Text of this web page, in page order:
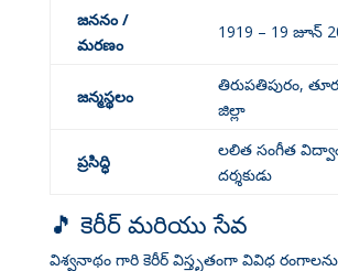
జననం /
మరణం
1919 – 19 జూన్
జన్మస్థలం
తిరుపతిపురం,
జిల్లా
ప్రసిద్ధి
లలిత సంగీత
దర్శకుడు
🎵 కెరీర్ మరియు సేవ
విశ్వనాథం గారి కెరీర్ విస్తృతంగా వివిధ